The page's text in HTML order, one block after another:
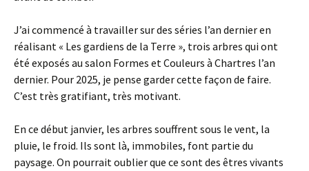
J’ai commencé à travailler sur des séries l’an dernier en
réalisant « Les gardiens de la Terre », trois arbres qui ont
été exposés au salon Formes et Couleurs à Chartres l’an
dernier. Pour 2025, je pense garder cette façon de faire.
C’est très gratifiant, très motivant.
En ce début janvier, les arbres souffrent sous le vent, la
pluie, le froid. Ils sont là, immobiles, font partie du
paysage. On pourrait oublier que ce sont des êtres vivants